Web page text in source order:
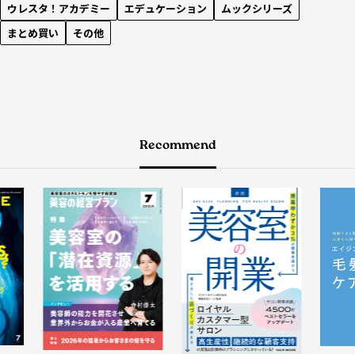
ウレスタ！アカデミー
エデュケーション
ムックシリーズ
まとめ買い
その他
Recommend